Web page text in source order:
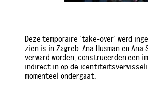
Deze temporaire 'take-over' werd
zien is in Zagreb. Ana Husman en
verward worden, construeerden een
indirect in op de
momenteel ondergaat.